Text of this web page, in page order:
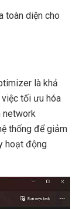
toàn diện cho
là khả
tối ưu hóa
network
thống để giảm
hoạt động